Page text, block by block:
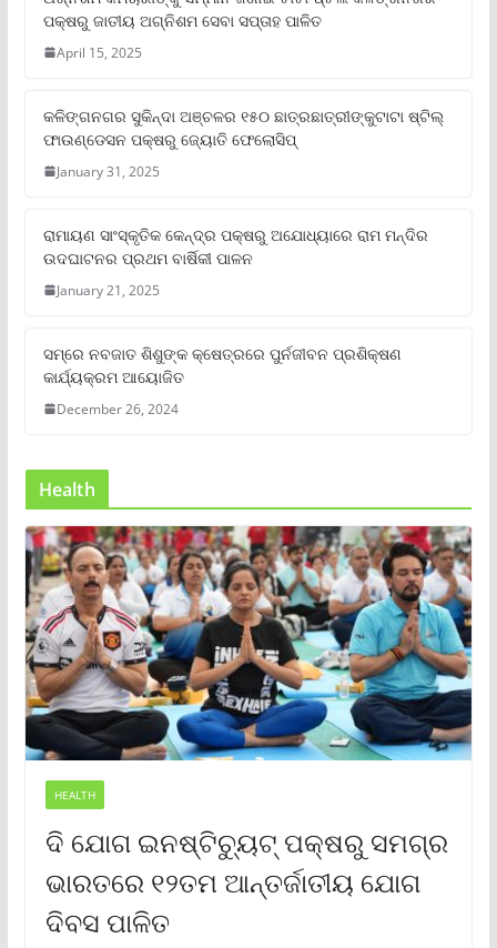
ପକ୍ଷରୁ ଜାତୀୟ ଅଗ୍ନିଶମ ସେବା ସପ୍ତାହ ପାଳିତ
April 15, 2025
କଳିଙ୍ଗନଗର ସୁକିନ୍ଦା ଅଞ୍ଚଳର ୧୫୦ ଛାତ୍ରଛାତ୍ରୀଙ୍କୁଟାଟା ଷ୍ଟିଲ୍
ଫାଉଣ୍ଡେସନ ପକ୍ଷରୁ ଜ୍ୟୋତି ଫେଲୋସିପ୍‌
January 31, 2025
ରାମାୟଣ ସାଂସ୍କୃତିକ କେନ୍ଦ୍ର ପକ୍ଷରୁ ଅଯୋଧ୍ୟାରେ ରାମ ମନ୍ଦିର
ଉଦଘାଟନର ପ୍ରଥମ ବାର୍ଷିକୀ ପାଳନ
January 21, 2025
ସମ୍‌ରେ ନବଜାତ ଶିଶୁଙ୍କ କ୍ଷେତ୍ରରେ ପୁର୍ନଜୀବନ ପ୍ରଶିକ୍ଷଣ
କାର୍ଯ୍ୟକ୍ରମ ଆୟୋଜିତ
December 26, 2024
Health
HEALTH
ଦି ଯୋଗ ଇନଷ୍ଟିଚ୍ୟୁଟ୍ ପକ୍ଷରୁ ସମଗ୍ର
ଭାରତରେ ୧୨ତମ ଆନ୍ତର୍ଜାତୀୟ ଯୋଗ
ଦିବସ ପାଳିତ